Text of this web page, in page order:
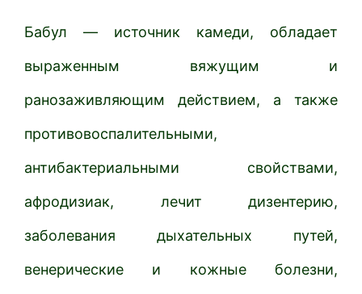
Бабул — источник камеди, обладает
выраженным вяжущим и
ранозаживляющим действием, а также
противовоспалительными,
антибактериальными свойствами,
афродизиак, лечит дизентерию,
заболевания дыхательных путей,
венерические и кожные болезни,